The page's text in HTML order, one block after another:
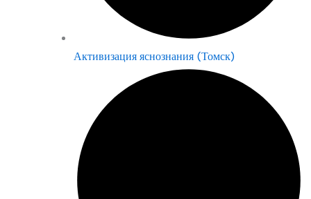
Активизация яснознания (Томск)